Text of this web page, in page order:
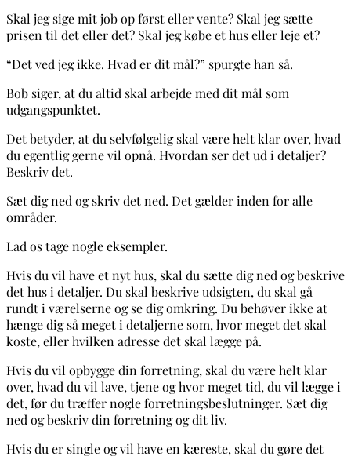
Skal jeg sige mit job op først eller vente? Skal jeg sætte
prisen til det eller det? Skal jeg købe et hus eller leje et?
“Det ved jeg ikke. Hvad er dit mål?” spurgte han så.
Bob siger, at du altid skal arbejde med dit mål som
udgangspunktet.
Det betyder, at du selvfølgelig skal være helt klar over, hvad
du egentlig gerne vil opnå. Hvordan ser det ud i detaljer?
Beskriv det.
Sæt dig ned og skriv det ned. Det gælder inden for alle
områder.
Lad os tage nogle eksempler.
Hvis du vil have et nyt hus, skal du sætte dig ned og beskrive
det hus i detaljer. Du skal beskrive udsigten, du skal gå
rundt i værelserne og se dig omkring. Du behøver ikke at
hænge dig så meget i detaljerne som, hvor meget det skal
koste, eller hvilken adresse det skal lægge på.
Hvis du vil opbygge din forretning, skal du være helt klar
over, hvad du vil lave, tjene og hvor meget tid, du vil lægge i
det, før du træffer nogle forretningsbeslutninger. Sæt dig
ned og beskriv din forretning og dit liv.
Hvis du er single og vil have en kæreste, skal du gøre det